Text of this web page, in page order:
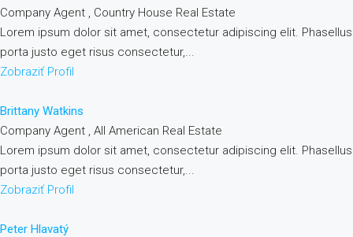
Company Agent , Country House Real Estate
Lorem ipsum dolor sit amet, consectetur adipiscing elit. Phasellus
porta justo eget risus consectetur,...
Zobraziť Profil
Brittany Watkins
Company Agent , All American Real Estate
Lorem ipsum dolor sit amet, consectetur adipiscing elit. Phasellus
porta justo eget risus consectetur,...
Zobraziť Profil
Peter Hlavatý